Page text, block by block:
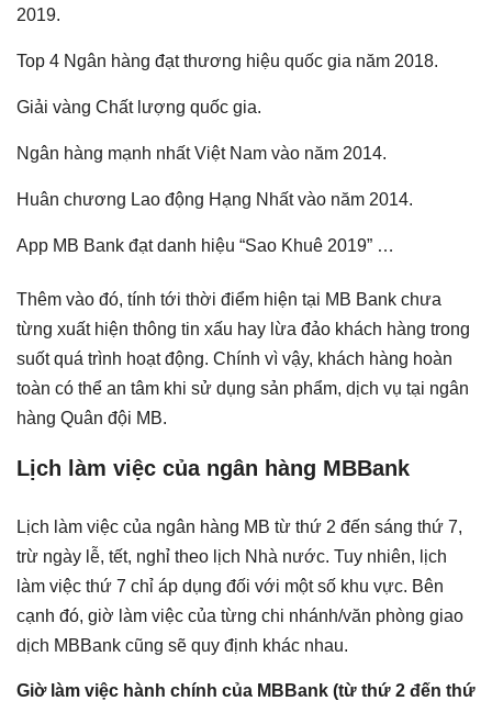
2019.
Top 4 Ngân hàng đạt thương hiệu quốc gia năm 2018.
Giải vàng Chất lượng quốc gia.
Ngân hàng mạnh nhất Việt Nam vào năm 2014.
Huân chương Lao động Hạng Nhất vào năm 2014.
App MB Bank đạt danh hiệu “Sao Khuê 2019” …
Thêm vào đó, tính tới thời điểm hiện tại MB Bank chưa
từng xuất hiện thông tin xấu hay lừa đảo khách hàng trong
suốt quá trình hoạt động. Chính vì vậy, khách hàng hoàn
toàn có thể an tâm khi sử dụng sản phẩm, dịch vụ tại ngân
hàng Quân đội MB.
Lịch làm việc của ngân hàng MBBank
Lịch làm việc của ngân hàng MB từ thứ 2 đến sáng thứ 7,
trừ ngày lễ, tết, nghỉ theo lịch Nhà nước. Tuy nhiên, lịch
làm việc thứ 7 chỉ áp dụng đối với một số khu vực. Bên
cạnh đó, giờ làm việc của từng chi nhánh/văn phòng giao
dịch MBBank cũng sẽ quy định khác nhau.
Giờ làm việc hành chính của MBBank (từ thứ 2 đến thứ